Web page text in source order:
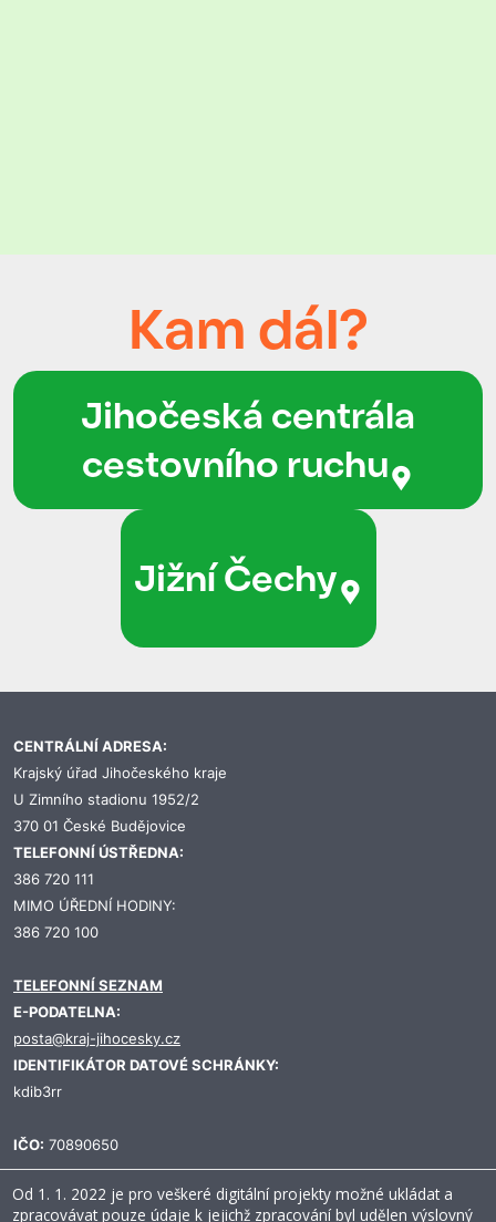
Kam dál?
Jihočeská centrála
cestovního ruchu
Jižní Čechy
CENTRÁLNÍ ADRESA:
Krajský úřad Jihočeského kraje
U Zimního stadionu 1952/2
370 01 České Budějovice
TELEFONNÍ ÚSTŘEDNA:
386 720 111
MIMO ÚŘEDNÍ HODINY:
386 720 100
TELEFONNÍ SEZNAM
E-PODATELNA:
posta@kraj-jihocesky.cz
IDENTIFIKÁTOR DATOVÉ SCHRÁNKY:
kdib3rr
IČO: 70890650
Od 1. 1. 2022 je pro veškeré digitální projekty možné ukládat a
zpracovávat pouze údaje k jejichž zpracování byl udělen výslovný